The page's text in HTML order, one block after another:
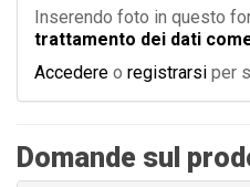
Inserendo foto in questo
trattamento dei dati
Accedere o registrarsi per
Domande sul